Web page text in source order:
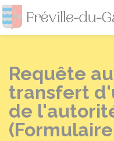
Requête
transfert
de